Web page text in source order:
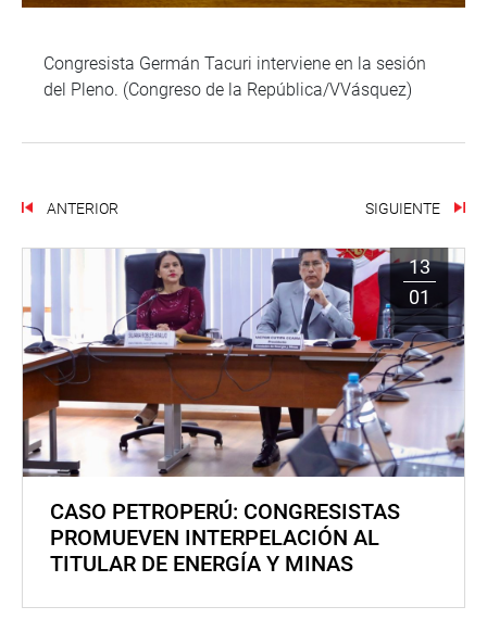
Congresista Germán Tacuri interviene en la sesión
del Pleno. (Congreso de la República/VVásquez)
ANTERIOR SIGUIENTE
13
01
CASO PETROPERÚ: CONGRESISTAS
PROMUEVEN INTERPELACIÓN AL
TITULAR DE ENERGÍA Y MINAS